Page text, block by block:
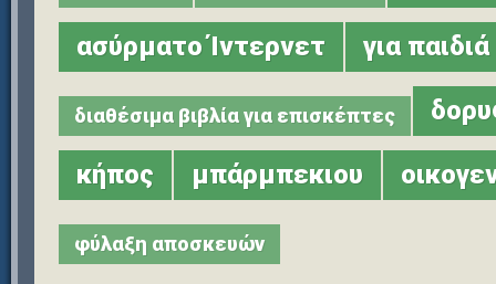
ασύρματο Ίντερνετ για παιδιά
διαθέσιμα βιβλία για επισκέπτες
κήπος μπάρμπεκιου
φύλαξη αποσκευών